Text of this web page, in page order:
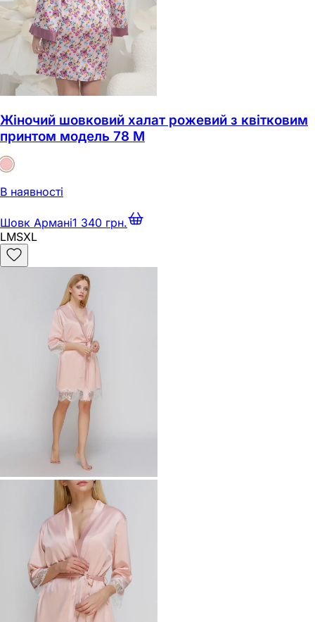
Жіночий шовковий халат рожевий з квітковим
принтом модель 78 M
В наявності
Шовк Армані1 340 грн.
LMSXL